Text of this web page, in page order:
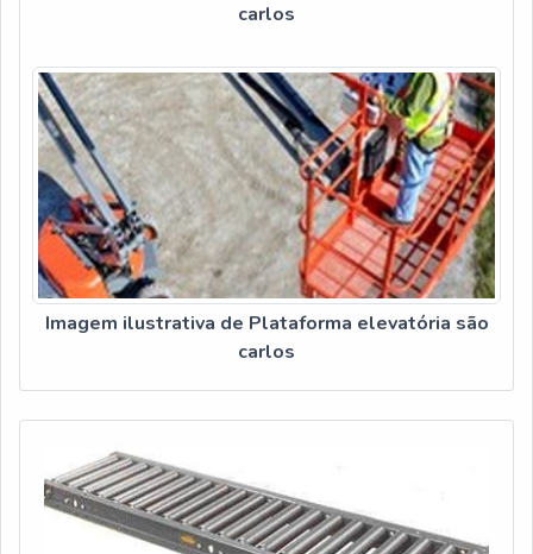
carlos
Imagem ilustrativa de Plataforma elevatória são
carlos